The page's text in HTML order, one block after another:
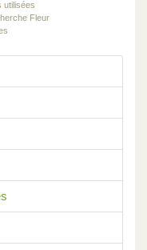
utilisées
Fleur